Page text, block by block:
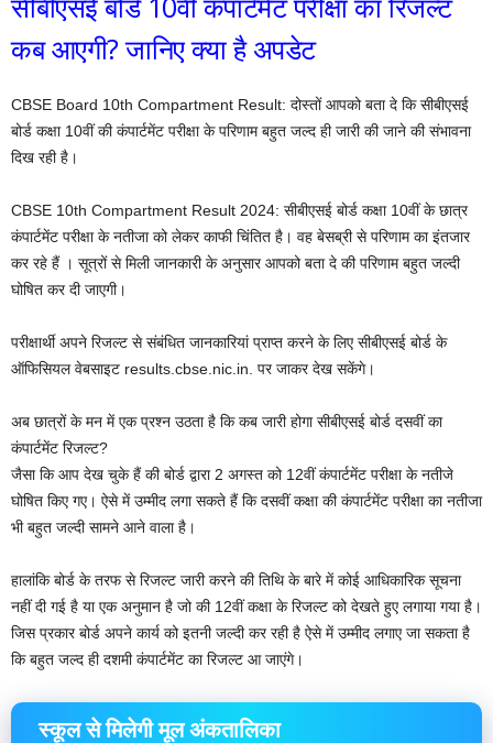
कब आएगी? जानिए क्या है अपडेट
CBSE Board 10th Compartment Result: दोस्तों आपको बता दे कि सीबीएसई
बोर्ड कक्षा 10वीं की कंपार्टमेंट परीक्षा के परिणाम बहुत जल्द ही जारी की जाने की संभावना
दिख रही है।
CBSE 10th Compartment Result 2024: सीबीएसई बोर्ड कक्षा 10वीं के छात्र
कंपार्टमेंट परीक्षा के नतीजा को लेकर काफी चिंतित है। वह बेसब्री से परिणाम का इंतजार
कर रहे हैं ‌। सूत्रों से मिली जानकारी के अनुसार आपको बता दे की परिणाम बहुत जल्दी
घोषित कर दी जाएगी।
परीक्षार्थी अपने रिजल्ट से संबंधित जानकारियां प्राप्त करने के लिए सीबीएसई बोर्ड के
ऑफिसियल वेबसाइट results.cbse.nic.in. पर जाकर देख सकेंगे।
अब छात्रों के मन में एक प्रश्न उठता है कि कब जारी होगा सीबीएसई बोर्ड दसवीं का
कंपार्टमेंट रिजल्ट?
जैसा कि आप देख चुके हैं की बोर्ड द्वारा 2 अगस्त को 12वीं कंपार्टमेंट परीक्षा के नतीजे
घोषित किए गए। ऐसे में उम्मीद लगा सकते हैं कि दसवीं कक्षा की कंपार्टमेंट परीक्षा का नतीजा
भी बहुत जल्दी सामने आने वाला है।
हालांकि बोर्ड के तरफ से रिजल्ट जारी करने की तिथि के बारे में कोई आधिकारिक सूचना
नहीं दी गई है या एक अनुमान है जो की 12वीं कक्षा के रिजल्ट को देखते हुए लगाया गया है।
जिस प्रकार बोर्ड अपने कार्य को इतनी जल्दी कर रही है ऐसे में उम्मीद लगाए जा सकता है
कि बहुत जल्द ही दशमी कंपार्टमेंट का रिजल्ट आ जाएंगे।
स्कूल से मिलेगी मूल अंकतालिका